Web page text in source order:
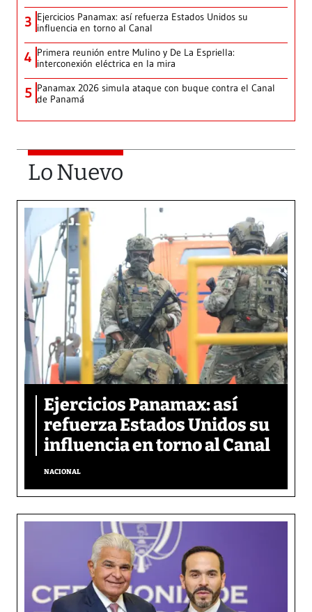
3 Ejercicios Panamax: así refuerza Estados Unidos su
influencia en torno al Canal
4 Primera reunión entre Mulino y De La Espriella:
interconexión eléctrica en la mira
5 Panamax 2026 simula ataque con buque contra el Canal
de Panamá
Lo Nuevo
Ejercicios Panamax: así
refuerza Estados Unidos su
influencia en torno al Canal
NACIONAL